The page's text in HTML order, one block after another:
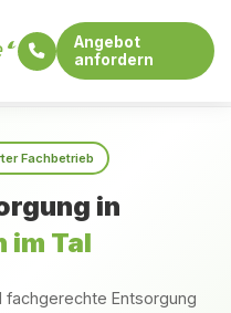
Angebot
anfordern
Fachbetrieb
in
im Tal
Entsorgung